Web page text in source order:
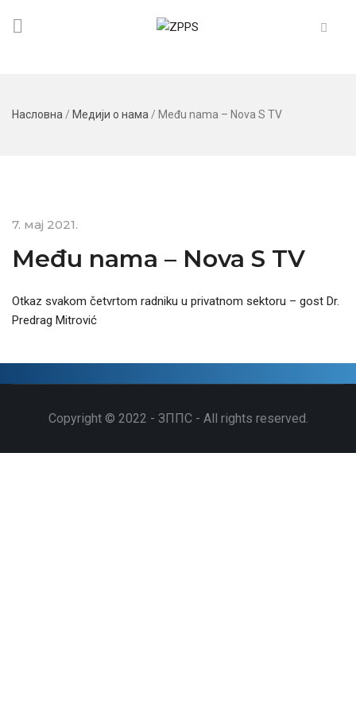
Насловна / Медији о нама / Među nama – Nova S TV
7. мај 2021.
Među nama – Nova S TV
Otkaz svakom četvrtom radniku u privatnom sektoru – gost Dr.
Predrag Mitrović
Copyright © 2022 - ЗППС - All rights reserved.